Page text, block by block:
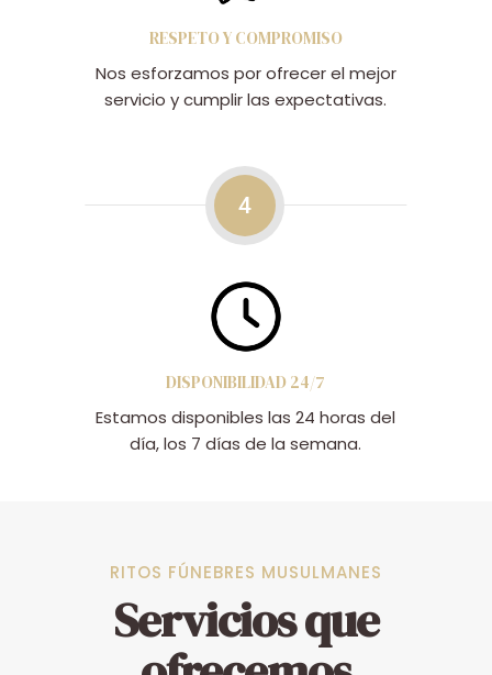
RESPETO Y COMPROMISO
Nos esforzamos por ofrecer el mejor
servicio y cumplir las expectativas.
4
DISPONIBILIDAD 24/7
Estamos disponibles las 24 horas del
día, los 7 días de la semana.
RITOS FÚNEBRES MUSULMANES
Servicios que